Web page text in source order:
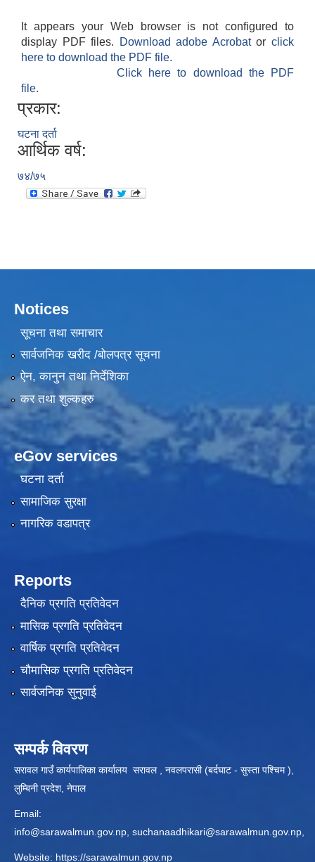
It appears your Web browser is not configured to
display PDF files.
Download adobe Acrobatorclick
here to download the PDF file.
Click here to download the PDF
file.
प्रकार:
घटना दर्ता
आर्थिक वर्ष:
७४/७५
Notices
सूचना तथा समाचार
सार्वजनिक खरीद /बोलपत्र सूचना
ऐन, कानुन तथा निर्देशिका
कर तथा शुल्कहरु
eGov services
घटना दर्ता
सामाजिक सुरक्षा
नागरिक वडापत्र
Reports
दैनिक प्रगति प्रतिवेदन
मासिक प्रगति प्रतिवेदन
वार्षिक प्रगति प्रतिवेदन
चौमासिक प्रगति प्रतिवेदन
सार्वजनिक सुनुवाई
सम्पर्क विवरण
सरावल गाउँ कार्यपालिका कार्यालय सरावल , नवलपरासी (बर्दघाट - सुस्ता पश्चिम ),
लुम्बिनी प्रदेश, नेपाल
Email:
info@sarawalmun.gov.np suchanaadhikari@sarawalmun.gov.np
Website: https://sarawalmun.gov.np